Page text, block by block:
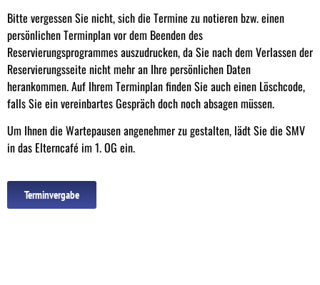
Bitte vergessen Sie nicht, sich die Termine zu notieren bzw. einen
persönlichen Terminplan vor dem Beenden des
Reservierungsprogrammes auszudrucken, da Sie nach dem Verlassen der
Reservierungsseite nicht mehr an Ihre persönlichen Daten
herankommen. Auf Ihrem Terminplan finden Sie auch einen Löschcode,
falls Sie ein vereinbartes Gespräch doch noch absagen müssen.
Um Ihnen die Wartepausen angenehmer zu gestalten, lädt Sie die SMV
in das Elterncafé im 1. OG ein.
Terminvergabe